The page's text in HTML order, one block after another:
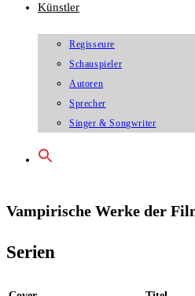
Künstler
Regisseure
Schauspieler
Autoren
Sprecher
Singer & Songwriter
Vampirische Werke der
Serien